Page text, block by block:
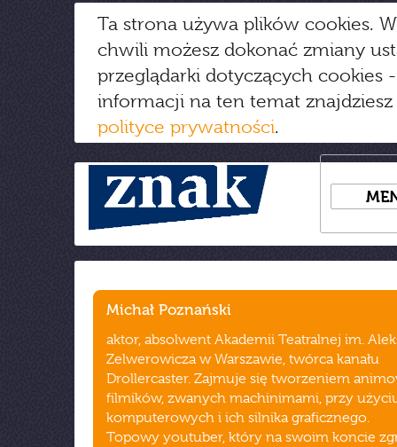
Ta strona używa plików cookies.
chwili możesz dokonać zmiany
przeglądarki dotyczących cookies
informacji na ten temat
polityce prywatności.
Michał Poznański
aktor, absolwent Akademii Teatralnej im.
Zelwerowicza w Warszawie, twórca kanału
Drollercaster. Zajmuje się tworzeniem
filmików, zwanych machinimami, przy
komputerowych i ich silnika graficznego.
Topowy youtuber, który na swoim koncie